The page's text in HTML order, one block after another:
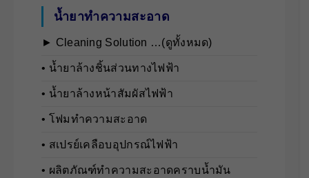
น้ำยาทำความสะอาด
► Cleaning Solution …(ดูทั้งหมด)
• นํ้ายาล้างชิ้นส่วนทางไฟฟ้า
• นํ้ายาล้างหน้าสัมผัสไฟฟ้า
• โฟมทำความสะอาด
• สเปรย์เคลือบอุปกรณ์ไฟฟ้า
• ผลิตภัณฑ์ทำความสะอาดคราบน้ำมัน